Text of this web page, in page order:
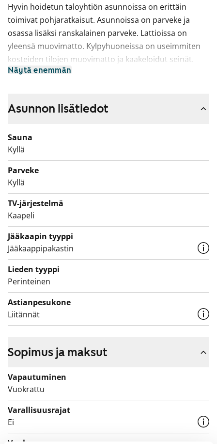
Hyvin hoidetun taloyhtiön asunnoissa on erittäin
toimivat pohjaratkaisut. Asunnoissa on parveke ja
osassa lisäksi ranskalainen parveke. Lattioissa on
yleensä muovimatto. Kylpyhuoneissa on useimmiten
kosteiden tilojen muovimatto ja kaakeloidut seinät.
Näytä enemmän
Asunnon lisätiedot
Sauna
Kyllä
Parveke
Kyllä
TV-järjestelmä
Kaapeli
Jääkaapin tyyppi
Jääkaappipakastin
Lieden tyyppi
Perinteinen
Astianpesukone
Liitännät
Sopimus ja maksut
Vapautuminen
Vuokrattu
Varallisuusrajat
Ei